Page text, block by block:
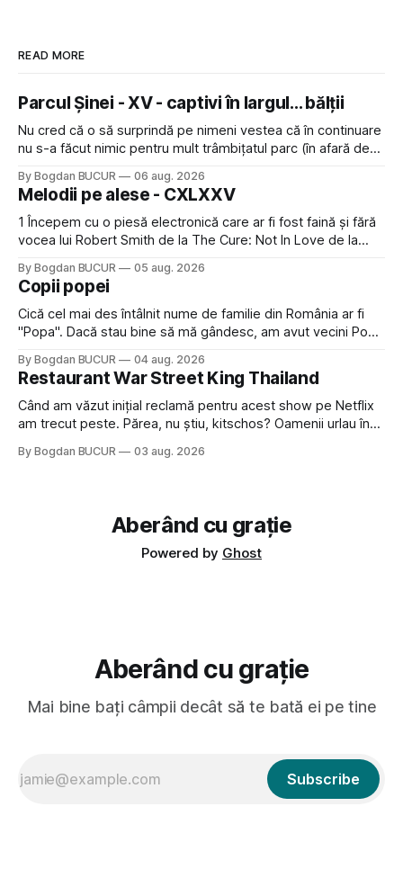
READ MORE
Parcul Șinei - XV - captivi în largul... bălții
Nu cred că o să surprindă pe nimeni vestea că în continuare
nu s-a făcut nimic pentru mult trâmbițatul parc (în afară de
timp pui și latră prin gard la lumea care trece prin zonă). Am
avut, în schimb, o belea
By Bogdan BUCUR 06 aug. 2026
Melodii pe alese - CXLXXV
1 Începem cu o piesă electronică care ar fi fost faină și fără
vocea lui Robert Smith de la The Cure: Not In Love de la
a dovedit că jumătatea masculină a acelui duo era cam
dubioasă...) 2. Băgăm la
By Bogdan BUCUR 05 aug. 2026
Copii popei
Cică cel mai des întâlnit nume de familie din România ar fi
"Popa". Dacă stau bine să mă gândesc, am avut vecini Popa
Dexonline spune de etimologia termenului de popă că ar
veni din slava veche, popŭ,
By Bogdan BUCUR 04 aug. 2026
Restaurant War Street King Thailand
Când am văzut inițial reclamă pentru acest show pe Netflix
am trecut peste. Părea, nu știu, kitschos? Oamenii urlau în
fine dining din alte show-uri... așa că am zis pas. Apoi ceva,
By Bogdan BUCUR 03 aug. 2026
Aberând cu grație
Powered by Ghost
Aberând cu grație
Mai bine bați câmpii decât să te bată ei pe tine
Subscribe